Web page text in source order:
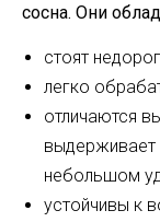
сосна. Они
стоят
легко
отличаются
выдерживает
небольшом
устойчивы к